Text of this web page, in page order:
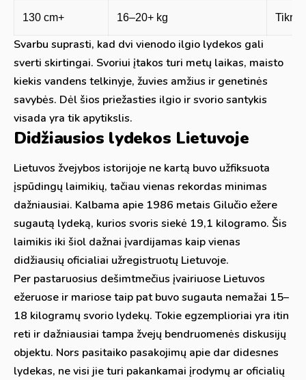
130 cm+ 16–20+ kg
Svarbu suprasti, kad dvi vienodo ilgio lydekos gali
sverti skirtingai. Svoriui įtakos turi metų laikas, maisto
kiekis vandens telkinyje, žuvies amžius ir genetinės
savybės. Dėl šios priežasties ilgio ir svorio santykis
visada yra tik apytikslis.
Didžiausios lydekos Lietuvoje
Lietuvos žvejybos istorijoje ne kartą buvo užfiksuota
įspūdingų laimikių, tačiau vienas rekordas minimas
dažniausiai. Kalbama apie 1986 metais Gilučio ežere
sugautą lydeką, kurios svoris siekė 19,1 kilogramo. Šis
laimikis iki šiol dažnai įvardijamas kaip vienas
didžiausių oficialiai užregistruotų Lietuvoje.
Per pastaruosius dešimtmečius įvairiuose Lietuvos
ežeruose ir mariose taip pat buvo sugauta nemažai 15–
18 kilogramų svorio lydekų. Tokie egzemplioriai yra itin
reti ir dažniausiai tampa žvejų bendruomenės diskusijų
objektu. Nors pasitaiko pasakojimų apie dar didesnes
lydekas, ne visi jie turi pakankamai įrodymų ar oficialių